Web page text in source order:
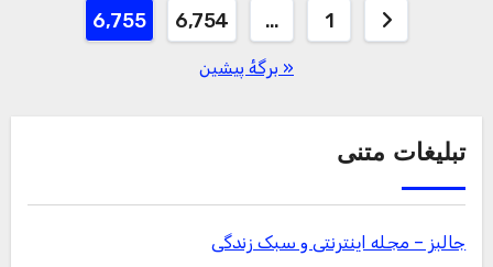
صفحه‌بندی
1
…
6,754
6,755
« برگه‌ٔ پیشین
تبلیغات متنی
جالبز – مجله اینترنتی و سبک زندگی